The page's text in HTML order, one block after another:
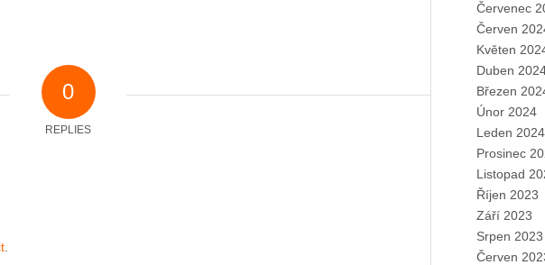
0
REPLIES
Červenec
Červen
Květen
Duben
Březen
Únor 2024
Leden 2024
Prosinec
Listopad
Říjen 2023
Září 2023
Srpen 2023
Červen